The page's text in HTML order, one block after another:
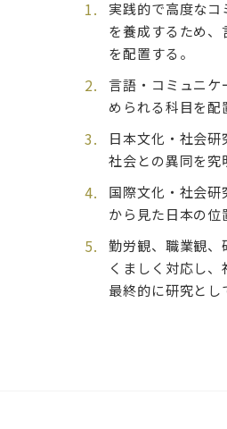
実践的で高度な
を養成するため
を配置する。
言語・コミュニ
められる科目を配
日本文化・社会
社会との異同を究
国際文化・社会
から見た日本の位
勤労観、職業観
くましく対応し
最終的に研究とし